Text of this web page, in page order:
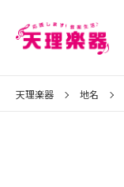
天理楽器 地名